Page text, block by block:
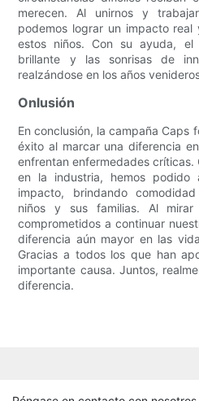
merecen. Al unirnos y
podemos lograr un impacto
estos niños. Con su ayuda,
brillante y las sonrisas de
realzándose en los años
Onlusión
En conclusión, la campaña Caps
éxito al marcar una diferencia
enfrentan enfermedades críticas.
en la industria, hemos podido
impacto, brindando
niños y sus familias. Al
comprometidos a continuar
diferencia aún mayor en las
Gracias a todos los que han
importante causa. Juntos,
diferencia.